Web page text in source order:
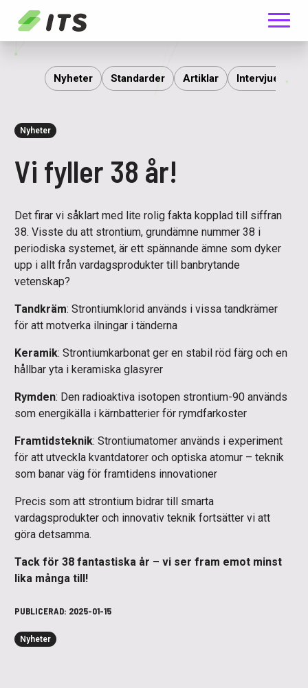
ITS
Nyheter Standarder Artiklar Intervjuer
Nyheter
Vi fyller 38 år!
Det firar vi såklart med lite rolig fakta kopplad till siffran
38. Visste du att strontium, grundämne nummer 38 i
periodiska systemet, är ett spännande ämne som dyker
upp i allt från vardagsprodukter till banbrytande
vetenskap?
Tandkräm: Strontiumklorid används i vissa tandkrämer
för att motverka ilningar i tänderna
Keramik: Strontiumkarbonat ger en stabil röd färg och en
hållbar yta i keramiska glasyrer
Rymden: Den radioaktiva isotopen strontium-90 används
som energikälla i kärnbatterier för rymdfarkoster
Framtidsteknik: Strontiumatomer används i experiment
för att utveckla kvantdatorer och optiska atomur – teknik
som banar väg för framtidens innovationer
Precis som att strontium bidrar till smarta
vardagsprodukter och innovativ teknik fortsätter vi att
göra detsamma.
Tack för 38 fantastiska år – vi ser fram emot minst
lika många till!
PUBLICERAD: 2025-01-15
Nyheter